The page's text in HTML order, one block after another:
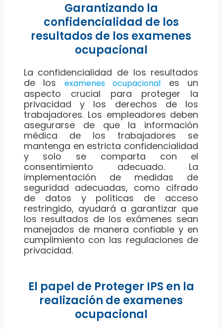
Garantizando la
confidencialidad de los
resultados de los examenes
ocupacional
La confidencialidad de los resultados
de los examenes ocupacional es un
aspecto crucial para proteger la
privacidad y los derechos de los
trabajadores. Los empleadores deben
asegurarse de que la información
médica de los trabajadores se
mantenga en estricta confidencialidad
y solo se comparta con el
consentimiento adecuado. La
implementación de medidas de
seguridad adecuadas, como cifrado
de datos y políticas de acceso
restringido, ayudará a garantizar que
los resultados de los exámenes sean
manejados de manera confiable y en
cumplimiento con las regulaciones de
privacidad.
El papel de Proteger IPS en la
realización de examenes
ocupacional